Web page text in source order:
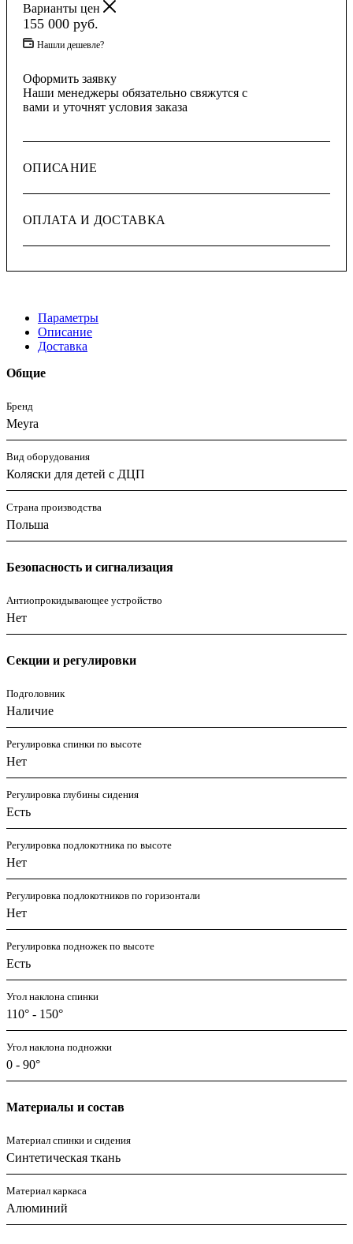
Варианты цен
155 000 руб.
Нашли дешевле?
Оформить заявку
Наши менеджеры обязательно свяжутся с
вами и уточнят условия заказа
ОПИСАНИЕ
ОПЛАТА И ДОСТАВКА
Параметры
Описание
Доставка
Общие
Бренд
Meyra
Вид оборудования
Коляски для детей с ДЦП
Страна производства
Польша
Безопасность и сигнализация
Антиопрокидывающее устройство
Нет
Секции и регулировки
Подголовник
Наличие
Регулировка спинки по высоте
Нет
Регулировка глубины сидения
Есть
Регулировка подлокотника по высоте
Нет
Регулировка подлокотников по горизонтали
Нет
Регулировка подножек по высоте
Есть
Угол наклона спинки
110° - 150°
Угол наклона подножки
0 - 90°
Материалы и состав
Материал спинки и сидения
Синтетическая ткань
Материал каркаса
Алюминий